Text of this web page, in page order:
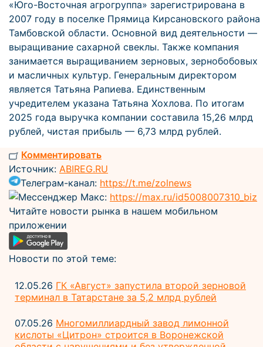
«Юго-Восточная агрогруппа» зарегистрирована в
2007 году в поселке Прямица Кирсановского района
Тамбовской области. Основной вид деятельности —
выращивание сахарной свеклы. Также компания
занимается выращиванием зерновых, зернобобовых
и масличных культур. Генеральным директором
является Татьяна Рапиева. Единственным
учредителем указана Татьяна Хохлова. По итогам
2025 года выручка компании составила 15,26 млрд
рублей, чистая прибыль — 6,73 млрд рублей.
Комментировать
Источник: ABIREG.RU
Телеграм-канал: https://t.me/zolnews
Мессенджер Макс: https://max.ru/id5008007310_biz
Читайте новости рынка в нашем мобильном
приложении
Новости по этой теме:
12.05.26 ГК «Август» запустила второй зерновой
терминал в Татарстане за 5,2 млрд рублей
07.05.26 Многомиллиардный завод лимонной
кислоты «Цитрон» строится в Воронежской